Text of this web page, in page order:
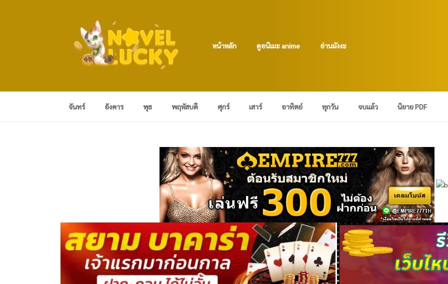
หน้าหลัก ดูอนิเมะ anime อ่านมังงะ
จันทร์ อังคาร พุธ พฤหัสบดี ศุกร์ เสาร์ อาทิตย์ ทุกวัน จบแล้ว นิยาย PDF